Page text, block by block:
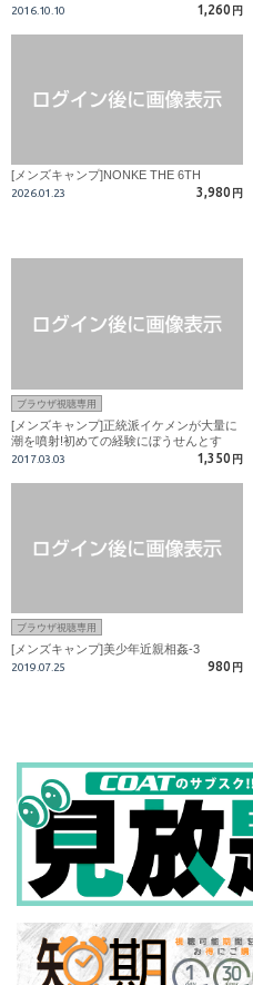
2016.10.10 1,260 円
[メンズキャンプ]NONKE THE 6TH
2026.01.23 3,980 円
ブラウザ視聴専用
[メンズキャンプ]正統派イケメンが大量に
潮を噴射!初めての経験にぼうせんとす
る…
2017.03.03 1,350 円
ブラウザ視聴専用
[メンズキャンプ]美少年近親相姦-3
2019.07.25 980 円